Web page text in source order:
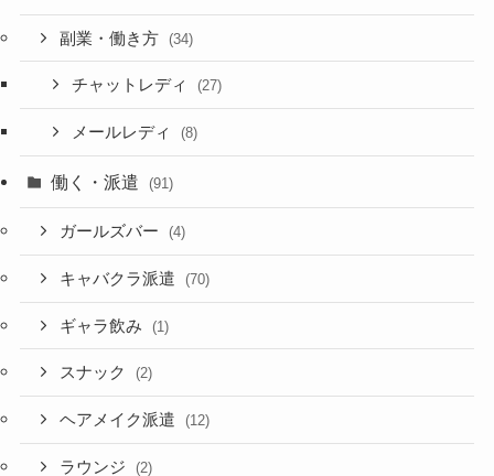
副業・働き方 (34)
チャットレディ (27)
メールレディ (8)
働く・派遣 (91)
ガールズバー (4)
キャバクラ派遣 (70)
ギャラ飲み (1)
スナック (2)
ヘアメイク派遣 (12)
ラウンジ (2)